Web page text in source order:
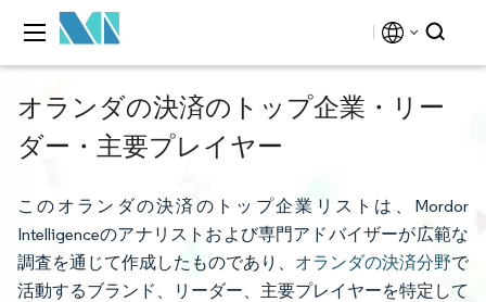
オランダの決済のトップ企業・リー
ダー・主要プレイヤー
このオランダの決済のトップ企業リストは、Mordor
Intelligenceのアナリストおよび専門アドバイザーが広範な
調査を通じて作成したものであり、 オランダの決済分野で
活動するブランド、リーダー、主要プレイヤーを特定して